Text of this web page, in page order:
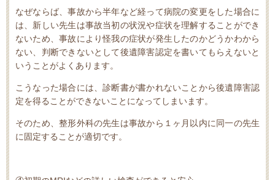
なぜならば、事故から半年など経って病院の変更をした場合に
は、新しい先生は事故当初の状況や症状を理解することができ
ないため、事故により怪我の症状が発生したのかどうかわから
ない、判断できないとして後遺障害認定を書いてもらえないと
いうことがよくあります。
こうなった場合には、診断書が書かれないことから後遺障害認
定を得ることができないことになってしまいます。
そのため、整形外科の先生は事故から１ヶ月以内に同一の先生
に固定することが適切です。